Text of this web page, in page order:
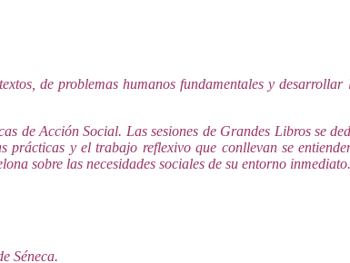
de problemas humanos fundamentales y
de Acción Social. Las sesiones de Grandes Libros se
prácticas y el trabajo reflexivo que conllevan se
sobre las necesidades sociales de su entorno inmediato.
de Séneca.